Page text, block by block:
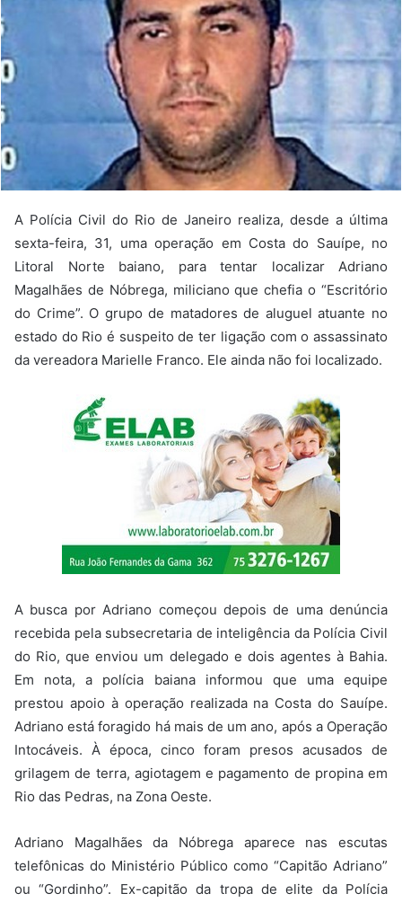
A Polícia Civil do Rio de Janeiro realiza, desde a última
sexta-feira, 31, uma operação em Costa do Sauípe, no
Litoral Norte baiano, para tentar localizar Adriano
Magalhães de Nóbrega, miliciano que chefia o “Escritório
do Crime”. O grupo de matadores de aluguel atuante no
estado do Rio é suspeito de ter ligação com o assassinato
da vereadora Marielle Franco. Ele ainda não foi localizado.
A busca por Adriano começou depois de uma denúncia
recebida pela subsecretaria de inteligência da Polícia Civil
do Rio, que enviou um delegado e dois agentes à Bahia.
Em nota, a polícia baiana informou que uma equipe
prestou apoio à operação realizada na Costa do Sauípe.
Adriano está foragido há mais de um ano, após a Operação
Intocáveis. À época, cinco foram presos acusados de
grilagem de terra, agiotagem e pagamento de propina em
Rio das Pedras, na Zona Oeste.
Adriano Magalhães da Nóbrega aparece nas escutas
telefônicas do Ministério Público como “Capitão Adriano”
ou “Gordinho”. Ex-capitão da tropa de elite da Polícia